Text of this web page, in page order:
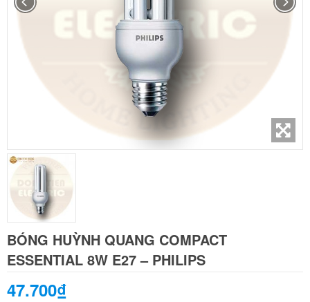
BÓNG HUỲNH QUANG COMPACT
ESSENTIAL 8W E27 – PHILIPS
47.700₫